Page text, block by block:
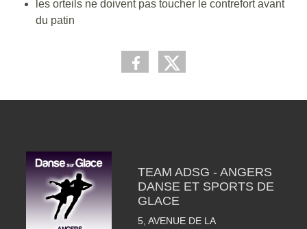
les orteils ne doivent pas toucher le contrefort avant
du patin
TEAM ADSG - ANGERS
DANSE ET SPORTS DE
GLACE
5, AVENUE DE LA